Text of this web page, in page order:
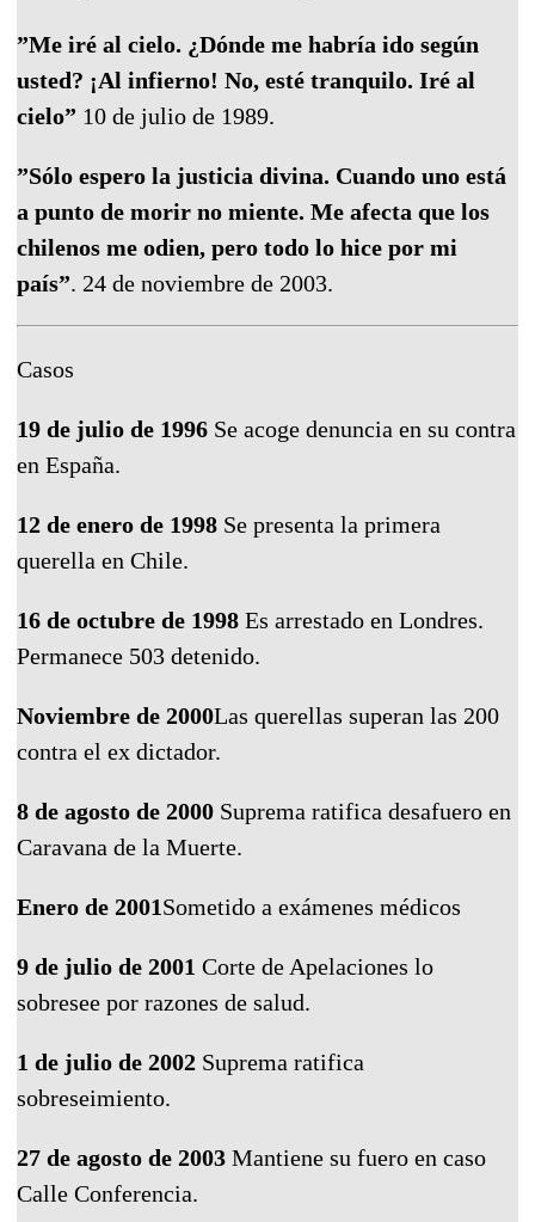
”Me iré al cielo. ¿Dónde me habría ido según
usted? ¡Al infierno! No, esté tranquilo. Iré al
cielo” 10 de julio de 1989.
”Sólo espero la justicia divina. Cuando uno está
a punto de morir no miente. Me afecta que los
chilenos me odien, pero todo lo hice por mi
país”. 24 de noviembre de 2003.
Casos
19 de julio de 1996 Se acoge denuncia en su contra
en España.
12 de enero de 1998 Se presenta la primera
querella en Chile.
16 de octubre de 1998 Es arrestado en Londres.
Permanece 503 detenido.
Noviembre de 2000Las querellas superan las 200
contra el ex dictador.
8 de agosto de 2000 Suprema ratifica desafuero en
Caravana de la Muerte.
Enero de 2001Sometido a exámenes médicos
9 de julio de 2001 Corte de Apelaciones lo
sobresee por razones de salud.
1 de julio de 2002 Suprema ratifica
sobreseimiento.
27 de agosto de 2003 Mantiene su fuero en caso
Calle Conferencia.